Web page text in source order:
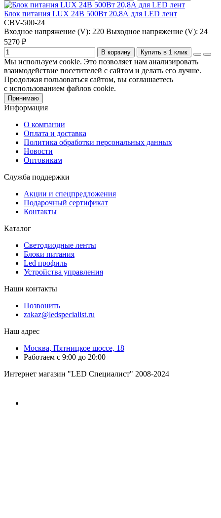
Блок питания LUX 24В 500Вт 20,8А для LED лент
CBV-500-24
Входное напряжение (V): 220 Выходное напряжение (V): 24
5270 ₽
В корзину Купить в 1 клик
Мы используем cookie. Это позволяет нам анализировать
взаимодействие посетителей с сайтом и делать его лучше.
Продолжая пользоваться сайтом, вы соглашаетесь
с использованием файлов cookie.
Принимаю
Информация
О компании
Оплата и доставка
Политика обработки персональных данных
Новости
Оптовикам
Служба поддержки
Акции и спецпредложения
Подарочный сертификат
Контакты
Каталог
Светодиодные ленты
Блоки питания
Led профиль
Устройства управления
Наши контакты
Позвонить
zakaz@ledspecialist.ru
Наш адрес
Москва, Пятницкое шоссе, 18
Работаем с 9:00 до 20:00
Интернет магазин "LED Специалист" 2008-2024